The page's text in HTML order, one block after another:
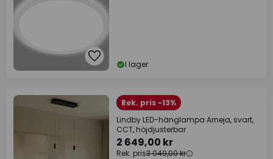
I lager
Rek. pris -13%
Lindby LED-hänglampa Arneja, svart,
CCT, höjdjusterbar
2 649,00 kr
Rek. pris3 049,00 kr